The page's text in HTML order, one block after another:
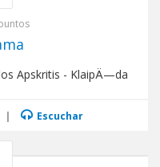
Apskritis - KlaipÄ—da
| Escuchar